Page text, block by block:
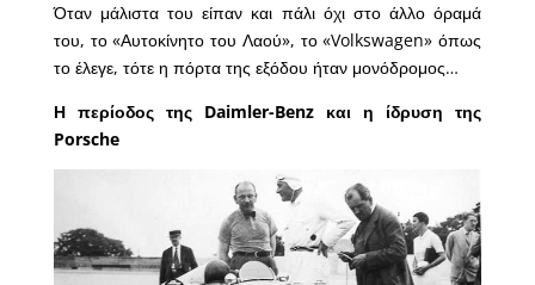
Όταν μάλιστα του είπαν και πάλι όχι στο άλλο όραμά
του, το «Αυτοκίνητο του Λαού», το «Volkswagen» όπως
το έλεγε, τότε η πόρτα της εξόδου ήταν μονόδρομος…
Η περίοδος της Daimler-Benz και η ίδρυση της
Porsche